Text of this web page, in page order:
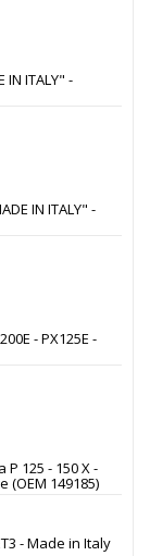
ITALY" -
IN ITALY" -
- PX125E -
125 - 150 X -
(OEM 149185)
- Made in Italy